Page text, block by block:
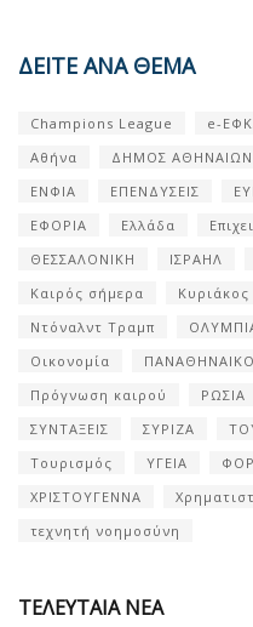
ΔΕΙΤΕ ΑΝΑ ΘΕΜΑ
Champions League e-
Αθήνα
ΔΗΜΟΣ ΑΘΗΝΑΙΩΝ
ΕΝΦΙΑ
ΕΠΕΝΔΥΣΕΙΣ
ΕΦΟΡΙΑ
Ελλάδα
ΘΕΣΣΑΛΟΝΙΚΗ
ΙΣΡΑΗΛ
Καιρός σήμερα
Ντόναλντ Τραμπ
Οικονομία
Πρόγνωση καιρού
ΡΩΣΙΑ
ΣΥΝΤΑΞΕΙΣ
ΣΥΡΙΖΑ
Τουρισμός
ΥΓΕΙΑ
ΧΡΙΣΤΟΥΓΕΝΝΑ
τεχνητή νοημοσύνη
ΤΕΛΕΥΤΑΙΑ ΝΕΑ